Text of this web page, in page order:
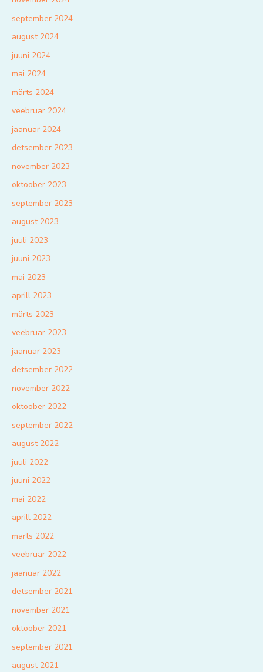
september 2024
august 2024
juuni 2024
mai 2024
märts 2024
veebruar 2024
jaanuar 2024
detsember 2023
november 2023
oktoober 2023
september 2023
august 2023
juuli 2023
juuni 2023
mai 2023
aprill 2023
märts 2023
veebruar 2023
jaanuar 2023
detsember 2022
november 2022
oktoober 2022
september 2022
august 2022
juuli 2022
juuni 2022
mai 2022
aprill 2022
märts 2022
veebruar 2022
jaanuar 2022
detsember 2021
november 2021
oktoober 2021
september 2021
august 2021